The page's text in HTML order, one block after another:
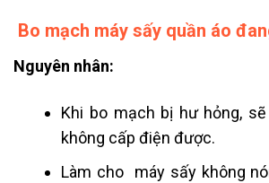
Bo mạch máy sấy quần áo
Nguyên nhân:
Khi bo mạch bị hư hỏng,
không cấp điện được.
Làm cho máy sấy không